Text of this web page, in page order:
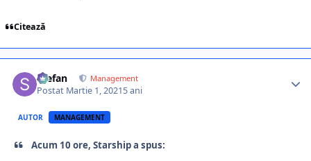
Citează
Stefan Management
Postat Martie 1, 20215 ani
AUTOR MANAGEMENT
Acum 10 ore, Starship a spus: